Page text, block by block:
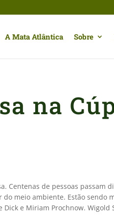
A Mata Atlântica Sobre
na
Centenas de pessoas passam
meio ambiente. Estão sendo
e Miriam Prochnow.